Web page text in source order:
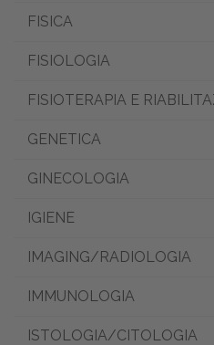
FISICA
FISIOLOGIA
FISIOTERAPIA E
GENETICA
GINECOLOGIA
IGIENE
IMAGING/RADIOLOGIA
IMMUNOLOGIA
ISTOLOGIA/CITOLOGIA